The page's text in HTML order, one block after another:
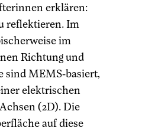
erklären:
reflektieren. Im
im
Richtung und
sind MEMS-basiert,
elektrischen
(2D). Die
auf diese